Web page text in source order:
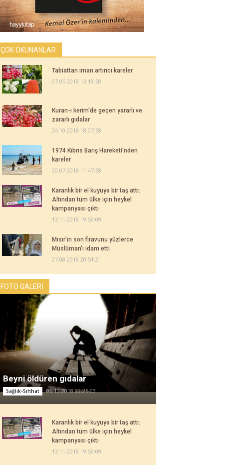
ÇOK OKUNANLAR
Tabiattan iman artırıcı kareler
07.05.2018 13:18:58
Kuran-ı kerim'de geçen yararlı ve
zararlı gıdalar
24.10.2018 18:07:58
1974 Kıbrıs Barış Hareketi'nden
kareler
20.07.2018 11:47:58
Karanlık bir el kuyuya bir taş attı:
Altından tüm ülke için heykel
kampanyası çıktı
13.11.2018 19:59:09
Mısır'ın son firavunu yüzlerce
Müslüman'ı idam etti
27.08.2018 20:51:21
FOTO GALERİ
Beyni öldüren gıdalar
Sağlık-Sıhhat 06.12.2018 22:25:03
Karanlık bir el kuyuya bir taş attı:
Altından tüm ülke için heykel
kampanyası çıktı
13.11.2018 19:59:09